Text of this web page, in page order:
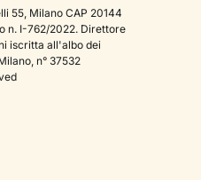
mentale
55, Milano CAP 20144
n. I-762/2022. Direttore
iscritta all'albo dei
n° 37532